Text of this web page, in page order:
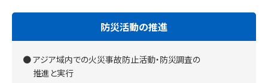
防災活動の推進
アジア域内での火災事故防止活動・防災調査の
推進と実行